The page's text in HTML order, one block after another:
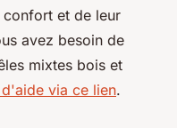
et de leur
avez besoin de
mixtes bois et
via ce lien.